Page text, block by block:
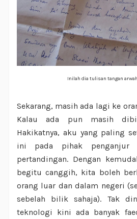
Inilah dia tulisan tangan
Sekarang, masih ada lagi ke
Kalau ada pun masih
Hakikatnya, aku yang paling
ini pada pihak penganjur
pertandingan. Dengan
begitu canggih, kita boleh
orang luar dan dalam negeri
sebelah bilik sahaja). Tak
teknologi kini ada banyak